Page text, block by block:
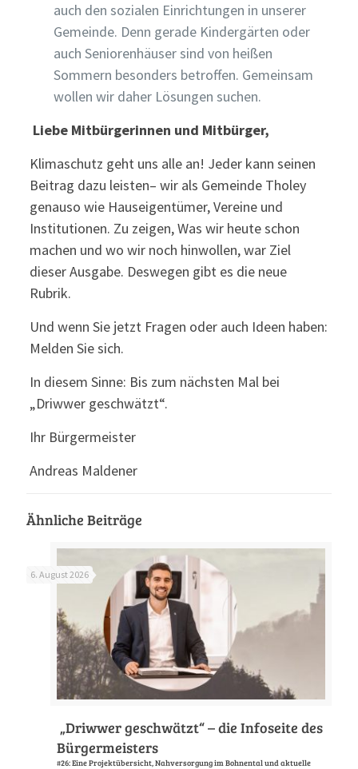
auch den sozialen Einrichtungen in unserer
Gemeinde. Denn gerade Kindergärten oder
auch Seniorenhäuser sind von heißen
Sommern besonders betroffen. Gemeinsam
wollen wir daher Lösungen suchen.
Liebe Mitbürgerinnen und Mitbürger,
Klimaschutz geht uns alle an! Jeder kann seinen
Beitrag dazu leisten– wir als Gemeinde Tholey
genauso wie Hauseigentümer, Vereine und
Institutionen. Zu zeigen, Was wir heute schon
machen und wo wir noch hinwollen, war Ziel
dieser Ausgabe. Deswegen gibt es die neue
Rubrik.
Und wenn Sie jetzt Fragen oder auch Ideen haben:
Melden Sie sich.
In diesem Sinne: Bis zum nächsten Mal bei
„Driwwer geschwätzt“.
Ihr Bürgermeister
Andreas Maldener
Ähnliche Beiträge
6. August 2026
„Driwwer geschwätzt“ – die Infoseite des
Bürgermeisters
#26: Eine Projektübersicht, Nahversorgung im Bohnental und aktuelle